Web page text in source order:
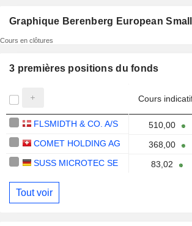
Graphique Berenberg European
Cours en clôtures
3 premières positions du fonds
Cours
FLSMIDTH & CO. A/S 510,00
COMET HOLDING AG
368,00
SUSS MICROTEC SE
83,02
Tout voir